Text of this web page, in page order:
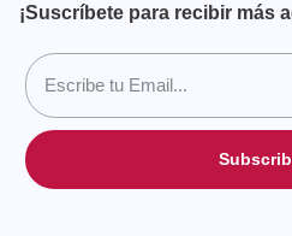
¡Suscríbete para recibir más